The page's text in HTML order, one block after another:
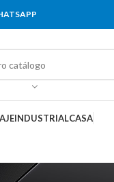
INDUSTRIALCASA